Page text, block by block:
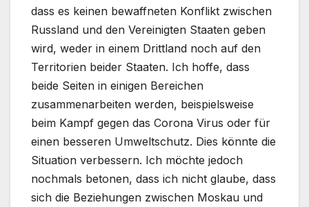
dass es keinen bewaffneten Konflikt zwischen
Russland und den Vereinigten Staaten geben
wird, weder in einem Drittland noch auf den
Territorien beider Staaten. Ich hoffe, dass
beide Seiten in einigen Bereichen
zusammenarbeiten werden, beispielsweise
beim Kampf gegen das Corona Virus oder für
einen besseren Umweltschutz. Dies könnte die
Situation verbessern. Ich möchte jedoch
nochmals betonen, dass ich nicht glaube, dass
sich die Beziehungen zwischen Moskau und